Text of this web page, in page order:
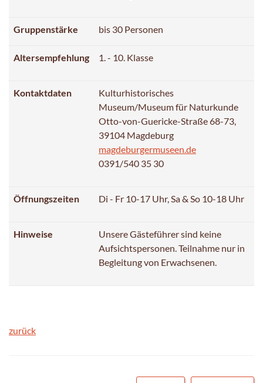
Gruppenstärke bis 30 Personen
Altersempfehlung 1. - 10. Klasse
Kontaktdaten
Kulturhistorisches
Museum/Museum für Naturkunde
Otto-von-Guericke-Straße 68-73,
39104 Magdeburg
magdeburgermuseen.de
0391/540 35 30
Öffnungszeiten Di - Fr 10-17 Uhr, Sa & So 10-18 Uhr
Hinweise
Unsere Gästeführer sind keine
Aufsichtspersonen. Teilnahme nur in
Begleitung von Erwachsenen.
zurück